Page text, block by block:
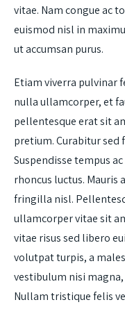
vitae. Nam congue ac
euismod nisl in
ut accumsan purus.
Etiam viverra pulvinar
nulla ullamcorper, et
pellentesque erat sit
pretium. Curabitur
Suspendisse tempus
rhoncus luctus.
fringilla nisl.
ullamcorper vitae sit
vitae risus sed libero
volutpat turpis, a
vestibulum nisi
Nullam tristique felis